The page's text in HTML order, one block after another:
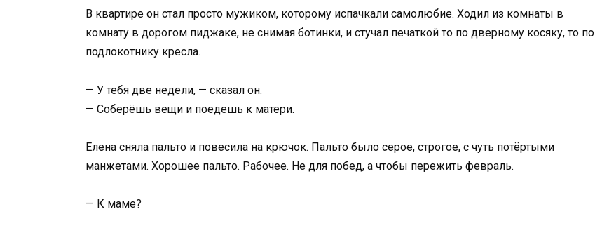
В квартире он стал просто мужиком, которому испачкали самолюбие. Ходил из комнаты в
комнату в дорогом пиджаке, не снимая ботинки, и стучал печаткой то по дверному косяку, то по
подлокотнику кресла.
— У тебя две недели, — сказал он.
— Соберёшь вещи и поедешь к матери.
Елена сняла пальто и повесила на крючок. Пальто было серое, строгое, с чуть потёртыми
манжетами. Хорошее пальто. Рабочее. Не для побед, а чтобы пережить февраль.
— К маме?